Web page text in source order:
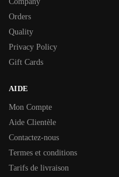
Orders
Quality
Privacy Policy
Gift Cards
AIDE
Mon Compte
Aide Clientèle
Contactez-nous
Termes et conditions
Tarifs de livraison